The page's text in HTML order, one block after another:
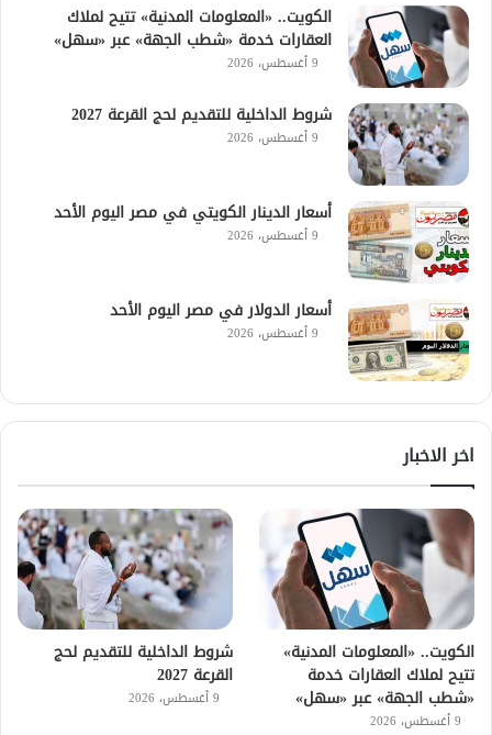
الكويت.. «المعلومات المدنية» تتيح لملاك
العقارات خدمة «شطب الجهة» عبر «سهل»
9 أغسطس، 2026
شروط الداخلية للتقديم لحج القرعة 2027
9 أغسطس، 2026
أسعار الدينار الكويتي في مصر اليوم الأحد
9 أغسطس، 2026
أسعار الدولار في مصر اليوم الأحد
9 أغسطس، 2026
اخر الاخبار
الكويت.. «المعلومات المدنية»
تتيح لملاك العقارات خدمة
«شطب الجهة» عبر «سهل»
9 أغسطس، 2026
شروط الداخلية للتقديم لحج
القرعة 2027
9 أغسطس، 2026